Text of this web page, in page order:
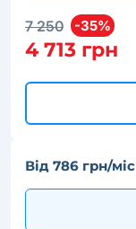
7 250 -35%
4 713 грн
Від 786 грн/міс